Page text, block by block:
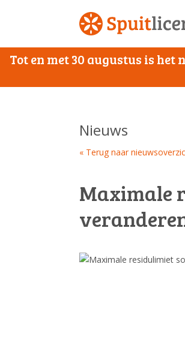
Tot en met 30 augustus is
Nieuws
« Terug naar
Maximale